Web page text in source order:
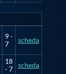
9 -
7
scheda
18
- 7
scheda